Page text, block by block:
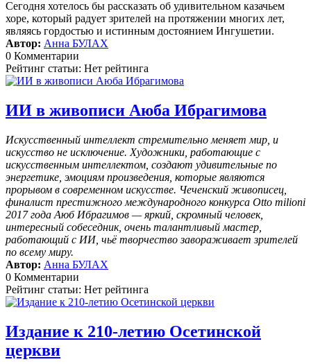
Сегодня хотелось бы рассказать об удивительном казачьем
хоре, который радует зрителей на протяжении многих лет,
являясь гордостью и истинным достоянием Ингушетии.
Автор: Анна БУЛАХ
0 Комментарии
Рейтинг статьи: Нет рейтинга
ИИ в живописи Аюба Ибрагимова
Искусственный интеллект стремительно меняет мир, и
искусство не исключение. Художники, работающие с
искусственным интеллектом, создают удивительные по
энергетике, эмоциям произведения, которые являются
прорывом в современном искусстве. Чеченский живописец,
финалист престижного международного конкурса Otto milioni
2017 года Аюб Ибрагимов — яркий, скромный человек,
интересный собеседник, очень талантливый мастер,
работающий с ИИ, чьё творчество завораживает зрителей
по всему миру.
Автор: Анна БУЛАХ
0 Комментарии
Рейтинг статьи: Нет рейтинга
Издание к 210-летию Осетинской
церкви